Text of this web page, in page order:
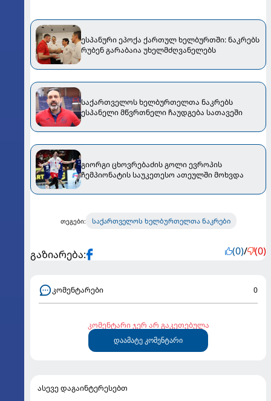
ესპანური ეპოქა ქართულ ხელბურთში: ნაკრებს
რუბენ გარაბაია უხელმძღვანელებს
საქართველოს ხელბურთელთა ნაკრებს
ესპანელი მწვრთნელი ჩაუდგება სათავეში
გიორგი ცხოვრებაძის გოლი ევროპის
ჩემპიონატის საუკეთესო ათეულში მოხვდა
თეგები: საქართველოს ხელბურთელთა ნაკრები
გაზიარება: (0)/ (0)
კომენტარები 0
კომენტარი ჯერ არ გაკეთებულა
დაამატე კომენტარი
ასევე დაგაინტერესებთ